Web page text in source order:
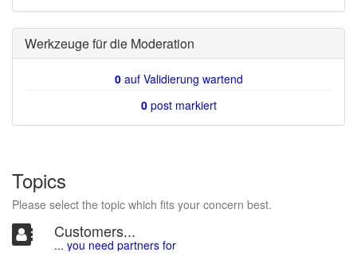
Werkzeuge für die Moderation
0auf Validierung wartend
0post markiert
Topics
Please select the topic which fits your concern best.
Customers...
... you need partners for